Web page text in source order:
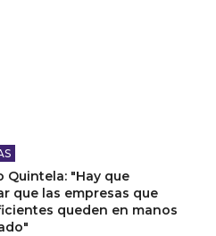
Quintela: "Hay que
que las empresas que
queden en manos